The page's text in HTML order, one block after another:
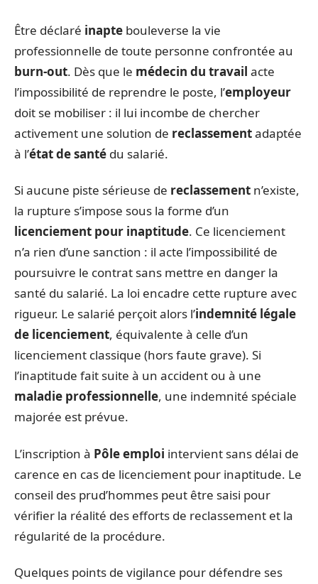
Être déclaré inapte bouleverse la vie
professionnelle de toute personne confrontée au
burn-out. Dès que le médecin du travail acte
l’impossibilité de reprendre le poste, l’employeur
doit se mobiliser : il lui incombe de chercher
activement une solution de reclassementadaptée
à l’état de santé du salarié.
Si aucune piste sérieuse de reclassement n’existe,
la rupture s’impose sous la forme d’un
licenciement pour inaptitude. Ce licenciement
n’a rien d’une sanction : il acte l’impossibilité de
poursuivre le contrat sans mettre en danger la
santé du salarié. La loi encadre cette rupture avec
rigueur. Le salarié perçoit alors l’indemnité légale
de licenciement, équivalente à celle d’un
licenciement classique (hors faute grave). Si
l’inaptitude fait suite à un accident ou à une
maladie professionnelle, une indemnité spéciale
majorée est prévue.
L’inscription à Pôle emploi intervient sans délai de
carence en cas de licenciement pour inaptitude. Le
conseil des prud’hommes peut être saisi pour
vérifier la réalité des efforts de reclassement et la
régularité de la procédure.
Quelques points de vigilance pour défendre ses